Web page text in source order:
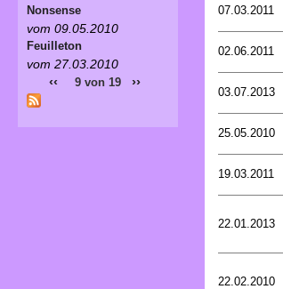
07.03.2011
02.06.2011
03.07.2013
25.05.2010
19.03.2011
22.01.2013
22.02.2010
Nonsense
vom 09.05.2010
Feuilleton
vom 27.03.2010
‹‹ 9 von 19 ››